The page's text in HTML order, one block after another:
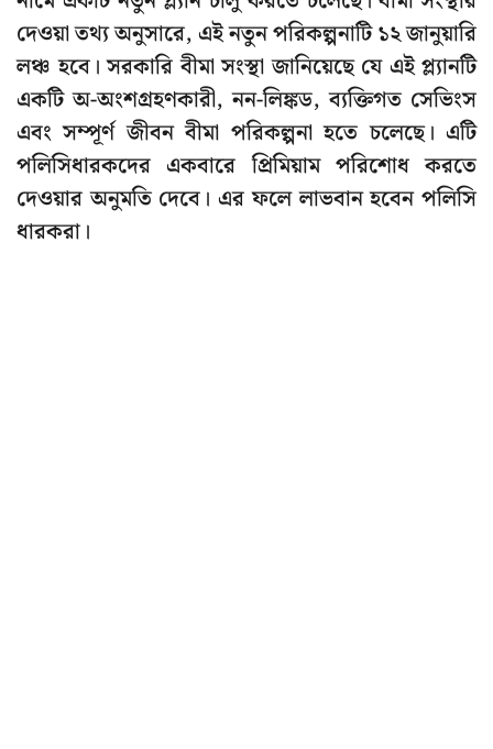
দেওয়া তথ্য অনুসারে, এই নতুন পরিকল্পনাটি ১২ জানুয়ারি
লঞ্চ হবে। সরকারি বীমা সংস্থা জানিয়েছে যে এই প্ল্যানটি
একটি অ-অংশগ্রহণকারী, নন-লিঙ্কড, ব্যক্তিগত সেভিংস
এবং সম্পূর্ণ জীবন বীমা পরিকল্পনা হতে চলেছে। এটি
পলিসিধারকদের একবারে প্রিমিয়াম পরিশোধ করতে
দেওয়ার অনুমতি দেবে। এর ফলে লাভবান হবেন পলিসি
ধারকরা।